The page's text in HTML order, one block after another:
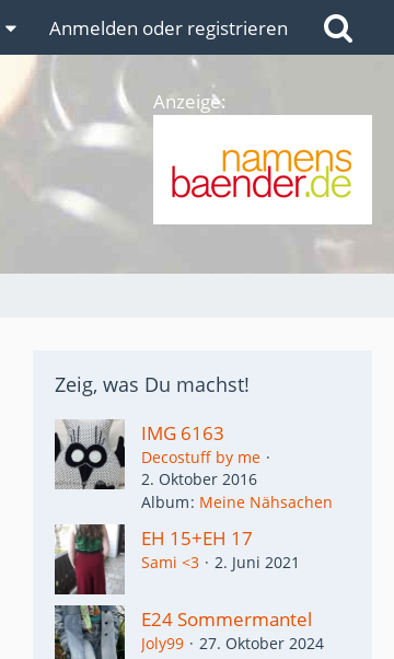
Anmelden oder registrieren
Anzeige:
Zeig, was Du machst!
IMG 6163
Decostuff by me
2. Oktober 2016
Album Meine Nähsachen
EH 15+EH 17
Sami <3 2. Juni 2021
E24 Sommermantel
Joly99 27. Oktober 2024